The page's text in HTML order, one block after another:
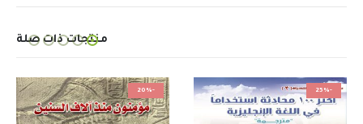
منتجات ذات صلة
-25%
-20%